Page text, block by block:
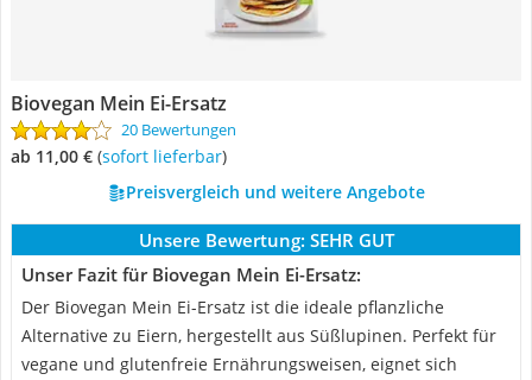
Biovegan Mein Ei-Ersatz
20 Bewertungen
ab 11,00 € ( Sofort lieferbar)
Preisvergleich und weitere Angebote
Unsere Bewertung: SEHR GUT
Unser Fazit für Biovegan Mein Ei-Ersatz:
Der Biovegan Mein Ei-Ersatz ist die ideale pflanzliche
Alternative zu Eiern, hergestellt aus Süßlupinen. Perfekt für
vegane und glutenfreie Ernährungsweisen, eignet sich